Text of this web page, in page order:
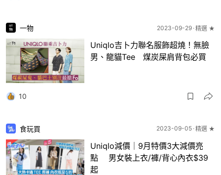
一物 2023-09-29 精選 ★
Uniqlo吉卜力聯名服飾超燒！無臉
男、龍貓Tee 煤炭屎肩背包必買
10
食玩買 2023-09-05 精選 ★
Uniqlo減價｜9月特價3大減價亮
點 男女裝上衣/褲/背心內衣$39
起